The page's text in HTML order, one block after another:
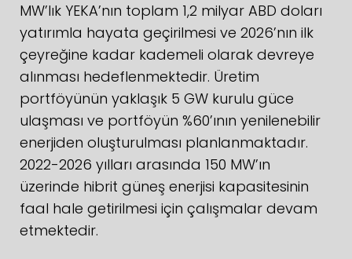
MW’lık YEKA’nın toplam 1,2 milyar ABD doları
yatırımla hayata geçirilmesi ve 2026’nın ilk
çeyreğine kadar kademeli olarak devreye
alınması hedeflenmektedir. Üretim
portföyünün yaklaşık 5 GW kurulu güce
ulaşması ve portföyün %60’ının yenilenebilir
enerjiden oluşturulması planlanmaktadır.
2022-2026 yılları arasında 150 MW’ın
üzerinde hibrit güneş enerjisi kapasitesinin
faal hale getirilmesi için çalışmalar devam
etmektedir.